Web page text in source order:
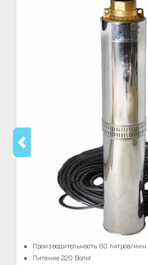
Производительность 60 литров/мин.
Питание 220 Вольт